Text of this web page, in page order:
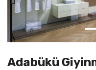
Adabükü